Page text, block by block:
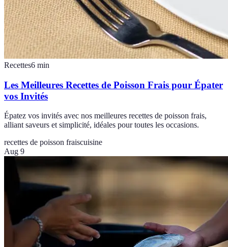
Recettes6 min
Les Meilleures Recettes de Poisson Frais pour Épater
vos Invités
Épatez vos invités avec nos meilleures recettes de poisson frais,
alliant saveurs et simplicité, idéales pour toutes les occasions.
recettes de poisson fraiscuisine
Aug 9